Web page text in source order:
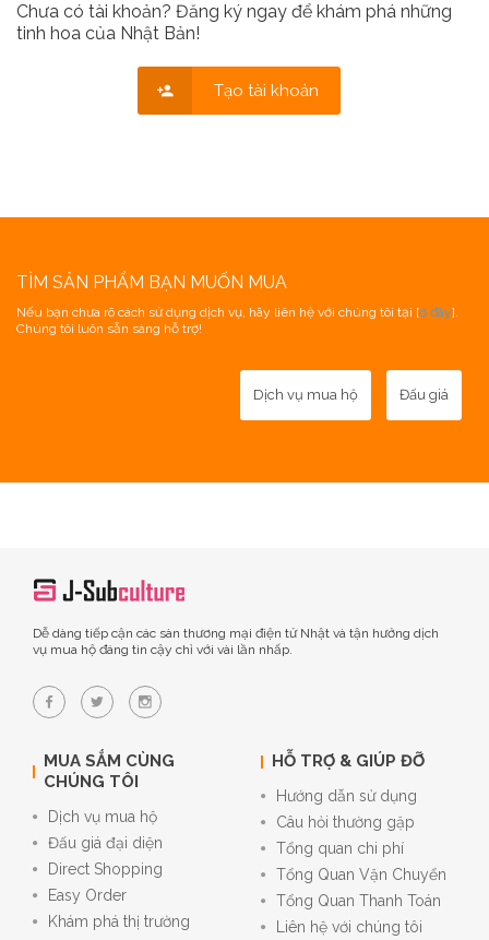
Chưa có tài khoản? Đăng ký ngay để khám phá những
tinh hoa của Nhật Bản!
Tạo tài khoản
TÌM SẢN PHẨM BẠN MUỐN MUA
Nếu bạn chưa rõ cách sử dụng dịch vụ, hãy liên hệ với chúng tôi tại [ở đây].
Chúng tôi luôn sẵn sàng hỗ trợ!
Dịch vụ mua hộ Đấu giá
Dễ dàng tiếp cận các sàn thương mại điện tử Nhật và tận hưởng dịch
vụ mua hộ đáng tin cậy chỉ với vài lần nhấp.
MUA SẮM CÙNG
CHÚNG TÔI
Dịch vụ mua hộ
Đấu giá đại diện
Direct Shopping
Easy Order
Khám phá thị trường
HỖ TRỢ & GIÚP ĐỠ
Hướng dẫn sử dụng
Câu hỏi thường gặp
Tổng quan chi phí
Tổng Quan Vận Chuyển
Tổng Quan Thanh Toán
Liên hệ với chúng tôi